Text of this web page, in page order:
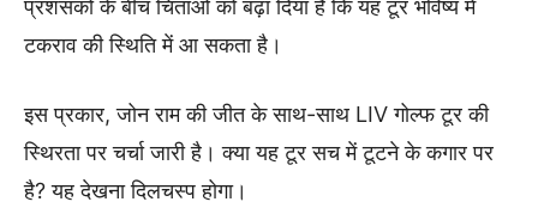
प्रशंसकों के बीच चिंताओं को बढ़ा दिया है कि यह टूर भविष्य में
टकराव की स्थिति में आ सकता है।
इस प्रकार, जोन राम की जीत के साथ-साथ LIV गोल्फ टूर की
स्थिरता पर चर्चा जारी है। क्या यह टूर सच में टूटने के कगार पर
है? यह देखना दिलचस्प होगा।